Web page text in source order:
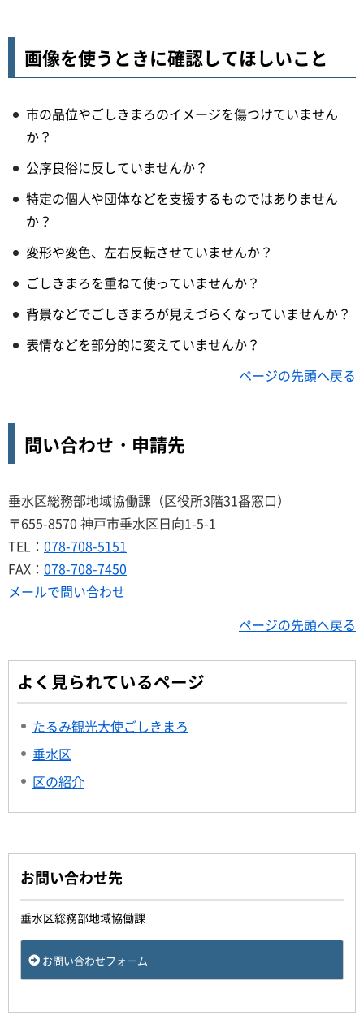
画像を使うときに確認してほしいこと
市の品位やごしきまろのイメージを傷つけていません
か？
公序良俗に反していませんか？
特定の個人や団体などを支援するものではありません
か？
変形や変色、左右反転させていませんか？
ごしきまろを重ねて使っていませんか？
背景などでごしきまろが見えづらくなっていませんか？
表情などを部分的に変えていませんか？
ページの先頭へ戻る
問い合わせ・申請先
垂水区総務部地域協働課（区役所3階31番窓口）
〒655-8570 神戸市垂水区日向1-5-1
TEL： 078-708-5151
FAX： 078-708-7450
メールで問い合わせ
ページの先頭へ戻る
よく見られているページ
たるみ観光大使ごしきまろ
垂水区
区の紹介
お問い合わせ先
垂水区総務部地域協働課
お問い合わせフォーム